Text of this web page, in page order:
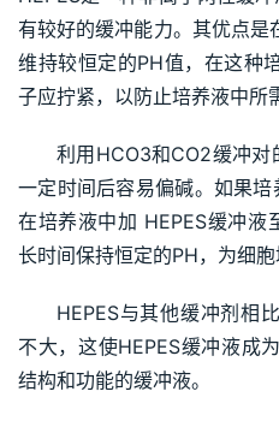
有较好的缓冲能力。其优点
维持较恒定的PH值，在这种
子应拧紧，以防止培养液中所
利用HCO3和CO2缓冲
一定时间后容易偏碱。如果
在培养液中加 HEPES缓冲液
长时间保持恒定的PH，为细胞
HEPES与其他缓冲剂相
不大，这使HEPES缓冲液成
结构和功能的缓冲液。